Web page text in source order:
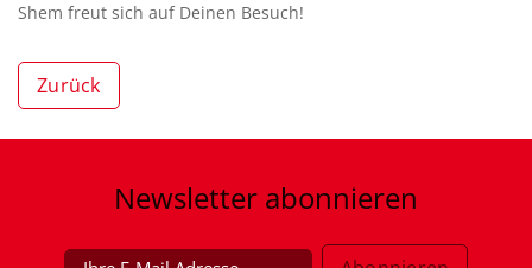
Shem freut sich auf Deinen Besuch!
Zurück
Newsletter abonnieren